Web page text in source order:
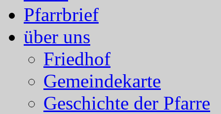
Pfarrbrief
über uns
Friedhof
Gemeindekarte
Geschichte der Pfarre